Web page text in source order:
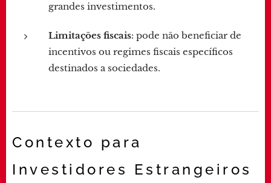
grandes investimentos.
Limitações fiscais: pode não beneficiar de
incentivos ou regimes fiscais específicos
destinados a sociedades.
Contexto para
Investidores Estrangeiros